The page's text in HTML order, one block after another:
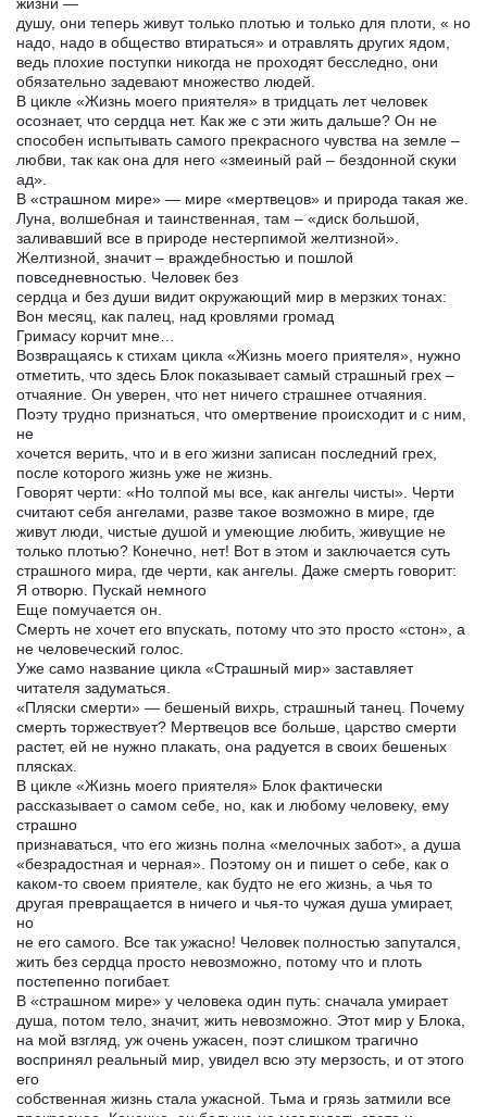
душу, они теперь живут только плотью и только для плоти, « но
надо, надо в общество втираться» и отравлять других ядом,
ведь плохие поступки никогда не проходят бесследно, они
обязательно задевают множество людей.
В цикле «Жизнь моего приятеля» в тридцать лет человек
осознает, что сердца нет. Как же с эти жить дальше? Он не
способен испытывать самого прекрасного чувства на земле –
любви, так как она для него «змеиный рай – бездонной скуки
ад».
В «страшном мире» — мире «мертвецов» и природа такая же.
Луна, волшебная и таинственная, там – «диск большой,
заливавший все в природе нестерпимой желтизной».
Желтизной, значит – враждебностью и пошлой
повседневностью. Человек без
сердца и без души видит окружающий мир в мерзких тонах:
Вон месяц, как палец, над кровлями громад
Гримасу корчит мне…
Возвращаясь к стихам цикла «Жизнь моего приятеля», нужно
отметить, что здесь Блок показывает самый страшный грех –
отчаяние. Он уверен, что нет ничего страшнее отчаяния.
Поэту трудно признаться, что омертвение происходит и с ним,
не
хочется верить, что и в его жизни записан последний грех,
после которого жизнь уже не жизнь.
Говорят черти: «Но толпой мы все, как ангелы чисты». Черти
считают себя ангелами, разве такое возможно в мире, где
живут люди, чистые душой и умеющие любить, живущие не
только плотью? Конечно, нет! Вот в этом и заключается суть
страшного мира, где черти, как ангелы. Даже смерть говорит:
Я отворю. Пускай немного
Еще помучается он.
Смерть не хочет его впускать, потому что это просто «стон», а
не человеческий голос.
Уже само название цикла «Страшный мир» заставляет
читателя задуматься.
«Пляски смерти» — бешеный вихрь, страшный танец. Почему
смерть торжествует? Мертвецов все больше, царство смерти
растет, ей не нужно плакать, она радуется в своих бешеных
плясках.
В цикле «Жизнь моего приятеля» Блок фактически
рассказывает о самом себе, но, как и любому человеку, ему
страшно
признаваться, что его жизнь полна «мелочных забот», а душа
«безрадостная и черная». Поэтому он и пишет о себе, как о
каком-то своем приятеле, как будто не его жизнь, а чья то
другая превращается в ничего и чья-то чужая душа умирает,
но
не его самого. Все так ужасно! Человек полностью запутался,
жить без сердца просто невозможно, потому что и плоть
постепенно погибает.
В «страшном мире» у человека один путь: сначала умирает
душа, потом тело, значит, жить невозможно. Этот мир у Блока,
на мой взгляд, уж очень ужасен, поэт слишком трагично
воспринял реальный мир, увидел всю эту мерзость, и от этого
его
собственная жизнь стала ужасной. Тьма и грязь затмили все